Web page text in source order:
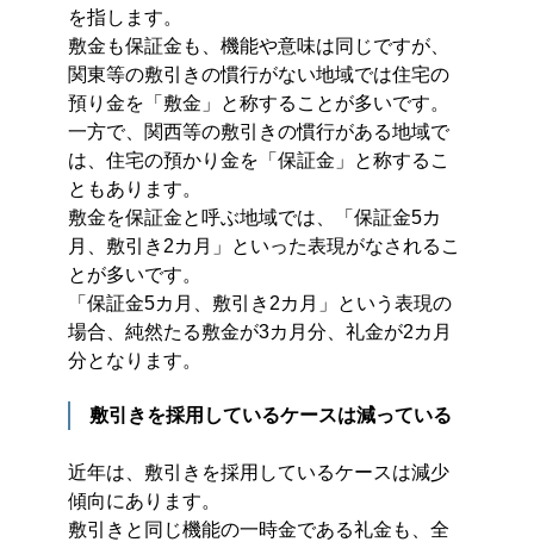
を指します。
敷金も保証金も、機能や意味は同じですが、
関東等の敷引きの慣行がない地域では住宅の
預り金を「敷金」と称することが多いです。
一方で、関西等の敷引きの慣行がある地域で
は、住宅の預かり金を「保証金」と称するこ
ともあります。
敷金を保証金と呼ぶ地域では、「保証金5カ
月、敷引き2カ月」といった表現がなされるこ
とが多いです。
「保証金5カ月、敷引き2カ月」という表現の
場合、純然たる敷金が3カ月分、礼金が2カ月
分となります。
敷引きを採用しているケースは減っている
近年は、敷引きを採用しているケースは減少
傾向にあります。
敷引きと同じ機能の一時金である礼金も、全